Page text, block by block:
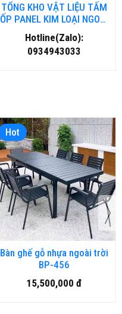
Hot
Bàn ghế gỗ nhựa ngoài trời
BP-456
15,500,000 đ
TỔNG KHO VẬT LIỆU TẤM
ỐP PANEL KIM LOẠI NGOÀI
TRỜI TẠI HÀ NỘI
Hotline(Zalo):
0934943033